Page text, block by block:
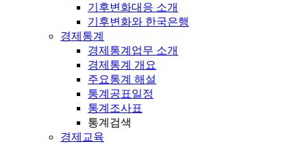
기후변화대응 소개
기후변화와 한국은행
경제통계
경제통계업무 소개
경제통계 개요
주요통계 해설
통계공표일정
통계조사표
통계검색
경제교육